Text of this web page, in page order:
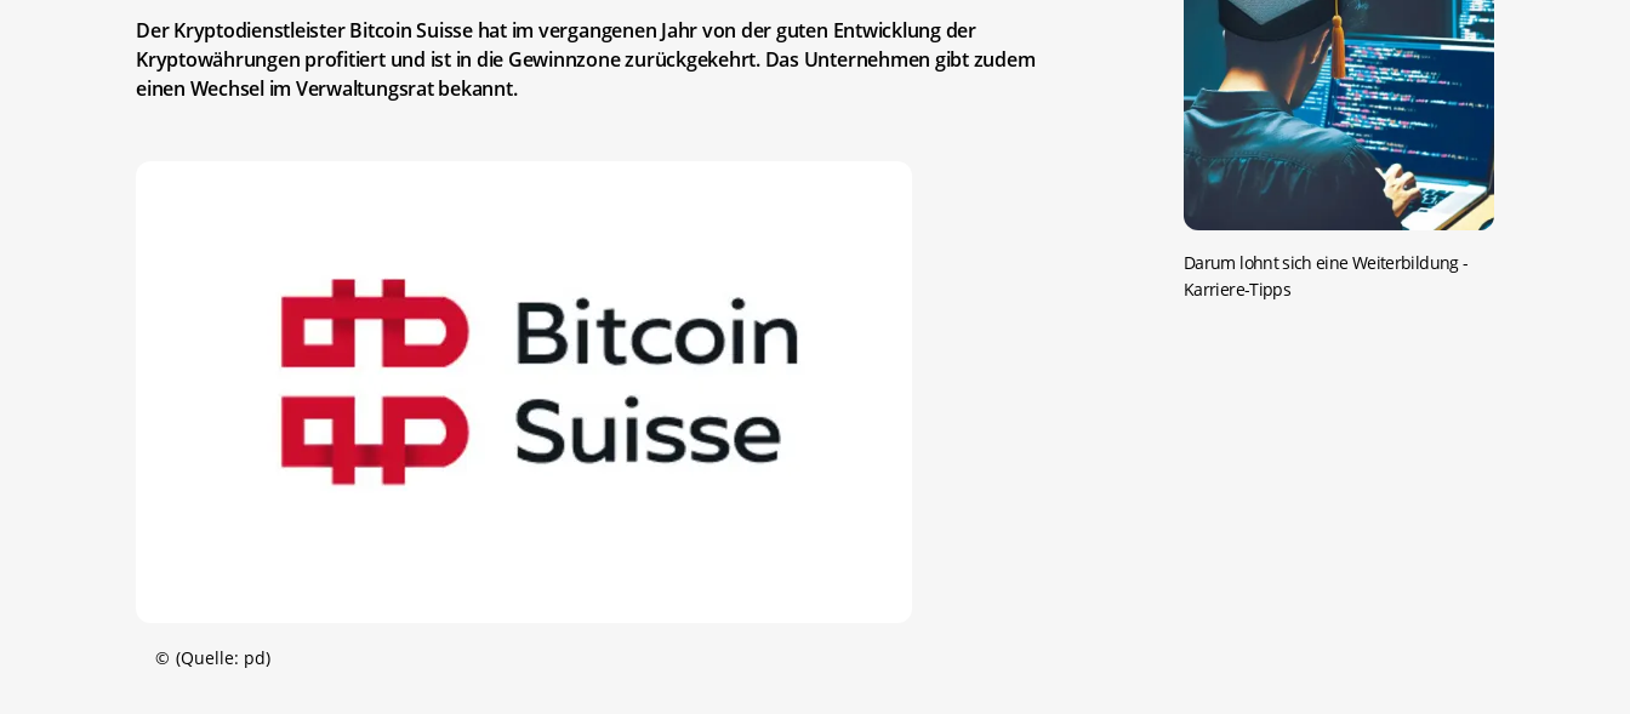
Der Kryptodienstleister Bitcoin Suisse hat im vergangenen Jahr von der guten Entwicklung der
Kryptowährungen profitiert und ist in die Gewinnzone zurückgekehrt. Das Unternehmen gibt zudem
einen Wechsel im Verwaltungsrat bekannt.
© (Quelle: pd)
Darum lohnt sich eine Weiterbildung-
Karriere-Tipps